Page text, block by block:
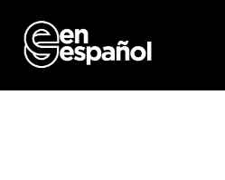
content